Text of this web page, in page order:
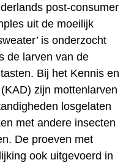
post-consumer
uit de moeilijk
is onderzocht
de larven van de
Bij het Kennis en
zijn mottenlarven
losgelaten
met andere insecten
De proeven met
ook uitgevoerd in